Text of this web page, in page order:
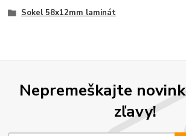
Sokel 58x12mm laminát
Nepremeškajte
zľavy!